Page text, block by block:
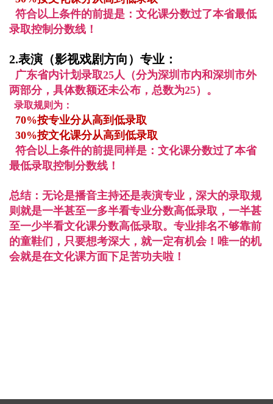
符合以上条件的前提是：文化课分数过了本省最低
录取控制分数线！
2.表演（影视戏剧方向）专业：
广东省内计划录取25人 （分为深圳市内和深圳市外
两部分，具体数额还未公布，总数为25）。
录取规则为：
70%按专业分从高到低录取
30%按文化课分从高到低录取
符合以上条件的前提同样是：文化课分数过了本省
最低录取控制分数线！
总结： 无论是播音主持还是表演专业，深大的录取规
则就是一半甚至一多半看专业分数高低录取，一半甚
至一少半看文化课分数高低录取。 专业排名不够靠前
的童鞋们，只要想考深大，就一定有机会！唯一的机
会就是在文化课方面下足苦功夫啦！